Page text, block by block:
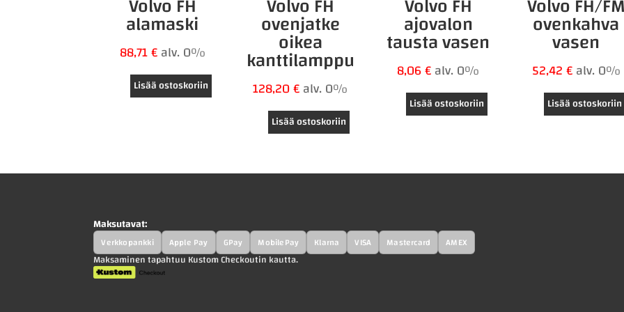
alamaski
88,71€alv. 0%
Lisää ostoskoriin
ovenjatke
oikea
kanttilamppu
128,20€alv. 0%
Lisää ostoskoriin
ajovalon
tausta vasen
8,06€alv. 0%
Lisää ostoskoriin
ovenkahva
vasen
52,42€alv. 0%
Lisää ostoskoriin
Maksutavat:
Verkkopankki Apple Pay GPay MobilePay Klarna VISA Mastercard AMEX
Maksaminen tapahtuu Kustom Checkoutin kautta.